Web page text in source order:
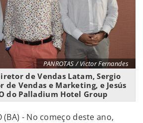
PANROTAS / Victor Fernandes
de Vendas Latam, Sergio
Vendas e Marketing, e Jesús
do Palladium Hotel Group
(BA) - No começo deste ano,